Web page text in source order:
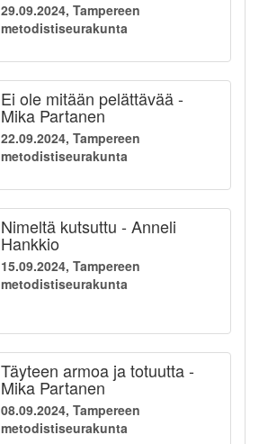
29.09.2024, Tampereen
metodistiseurakunta
Ei ole mitään pelättävää -
Mika Partanen
22.09.2024, Tampereen
metodistiseurakunta
Nimeltä kutsuttu - Anneli
Hankkio
15.09.2024, Tampereen
metodistiseurakunta
Täyteen armoa ja totuutta -
Mika Partanen
08.09.2024, Tampereen
metodistiseurakunta